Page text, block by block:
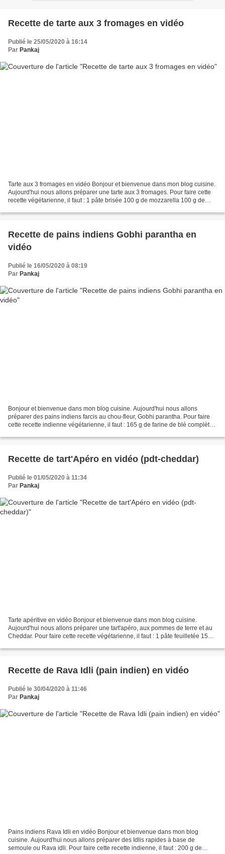
Recette de tarte aux 3 fromages en vidéo
Publié le 25/05/2020 à 16:14
Par Pankaj
Tarte aux 3 fromages en vidéo Bonjour et bienvenue dans mon blog cuisine.
Aujourd'hui nous allons préparer une tarte aux 3 fromages. Pour faire cette
recette végétarienne, il faut : 1 pâte brisée 100 g de mozzarella 100 g de
Recette de pains indiens Gobhi parantha en
vidéo
Publié le 16/05/2020 à 08:19
Par Pankaj
Bonjour et bienvenue dans mon blog cuisine. Aujourd'hui nous allons
préparer des pains indiens farcis au chou-fleur, Gobhi parantha. Pour faire
cette recette indienne végétarienne, il faut : 165 g de farine de blé complète
Recette de tart'Apéro en vidéo (pdt-cheddar)
Publié le 01/05/2020 à 11:34
Par Pankaj
Tarte apéritive en vidéo Bonjour et bienvenue dans mon blog cuisine.
Aujourd'hui nous allons préparer une tart'apéro, aux pommes de terre et au
Cheddar. Pour faire cette recette végétarienne, il faut : 1 pâte feuilletée 150 g
Recette de Rava Idli (pain indien) en vidéo
Publié le 30/04/2020 à 11:46
Par Pankaj
Pains indiens Rava Idli en vidéo Bonjour et bienvenue dans mon blog
cuisine. Aujourd'hui nous allons préparer des Idlis rapides à base de
semoule ou Rava idli. Pour faire cette recette indienne, il faut : 200 g de